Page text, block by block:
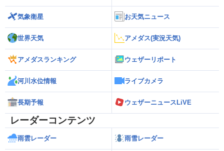
気象衛星 お天気ニュース
世界天気 アメダス(実況天気)
アメダスランキング ウェザーリポート
河川水位情報 ライブカメラ
長期予報 ウェザーニュースLiVE
レーダーコンテンツ
雨雲レーダー 雨雪レーダー